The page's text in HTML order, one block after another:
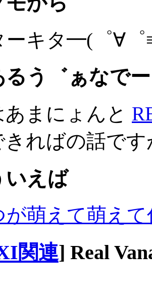
ーキタ━(゜∀
るう゛ぁなで
まにょんと
きればの話で
いえば
が萌えて萌え
関連] Real